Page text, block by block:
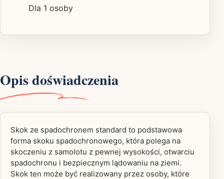
Dla 1 osoby
Opis doświadczenia
Skok ze spadochronem standard to podstawowa
forma skoku spadochronowego, która polega na
skoczeniu z samolotu z pewnej wysokości, otwarciu
spadochronu i bezpiecznym lądowaniu na ziemi.
Skok ten może być realizowany przez osoby, które